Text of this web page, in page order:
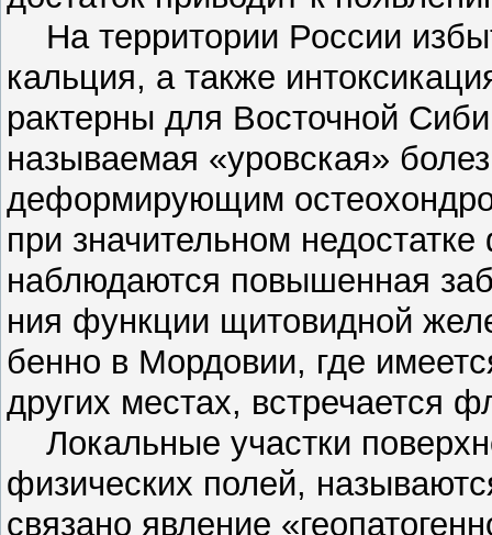
На территории России
кальция, а также
рактерны для Восточной
называемая «уровская»
деформирующим
при значительном
наблюдаются повышенная
ния функции щитовидной
бенно в Мордовии, где
других местах, встречается
Локальные участки
физических полей,
связано явление